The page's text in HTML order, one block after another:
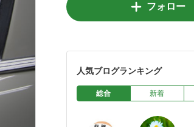
フォロー
人気ブログランキング
総合 新着